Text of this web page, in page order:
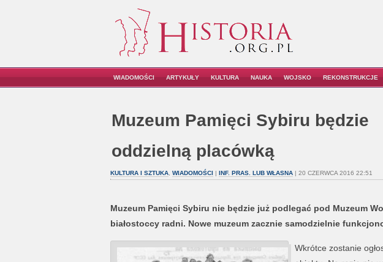
WIADOMOŚCI ARTYKUŁY KULTURA NAUKA WOJSKO REKONSTRUKCJE
Muzeum Pamięci Sybiru będzie
oddzielną placówką
KULTURA I SZTUKA, WIADOMOŚCI| INF. PRAS. LUB WŁASNA| 20 CZERWCA 2016 22:51
Muzeum Pamięci Sybiru nie będzie już podlegać pod Muzeum
białostoccy radni. Nowe muzeum zacznie samodzielnie
Wkrótce zostanie